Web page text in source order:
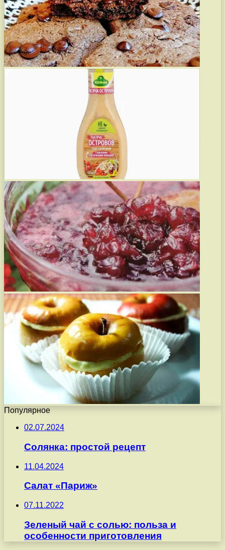
Популярное
02.07.2024
Солянка: простой рецепт
11.04.2024
Салат «Париж»
07.11.2022
Зеленый чай с солью: польза и
особенности приготовления